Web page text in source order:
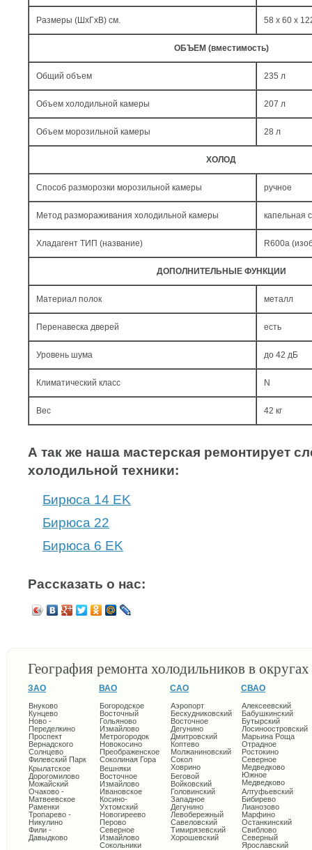
Размеры (ШxГxВ) см. 58 x 60 x
ОБЪЕМ (вместимость)
Общий объем 235 л
Объем холодильной камеры 207 л
Объем морозильной камеры 28 л
ХОЛОД
Способ разморозки морозильной камеры ручное
Метод размораживания холодильной камеры капельная
Хладагент ТИП (название) R600a
ДОПОЛНИТЕЛЬНЫЕ ФУНКЦИИ
Материал полок металл
Перенавеска дверей есть
Уровень шума до 42 дБ
Климатический класс N
Вес 42 кг
А так же наша мастерская ремонтирует
холодильной техники:
Бирюса 14 ЕK
Бирюса 22
Бирюса 6 ЕK
Рассказать о нас:
География ремонта холодильников в
ЗАО
Внуково
Кунцево
Ново -
Переделкино
Проспект
Вернадского
Солнцево
Филевский Парк
Крылатское
Дорогомилово
Можайский
Очаково -
Матвеевское
Раменки
Тропарево -
Никулино
Фили -
Давыдково
ВАО
Богородское
Восточный
Гольяново
Измайлово
Метрогородок
Новокосино
Преображенское
Соколиная Гора
Вешняки
Восточное
Измайлово
Ивановское
Косино-
Ухтомский
Новогиреево
Перово
Северное
Измайлово
Сокольники
САО
Аэропорт
Бескудниковский
Восточное
Дегунино
Дмитровский
Коптево
Молжаниновский
Сокол
Ховрино
Беговой
Войковский
Головинский
Западное
Дегунино
Левобережный
Савеловский
Тимирязевский
Хорошевский
СВАО
Алексеевский
Бабушкинский
Бутырский
Лосиноостровский
Марьина Роща
Отрадное
Ростокино
Северное
Медведково
Южное
Медведково
Алтуфьевский
Бибирево
Лианозово
Марфино
Останкинский
Свиблово
Северный
Ярославский